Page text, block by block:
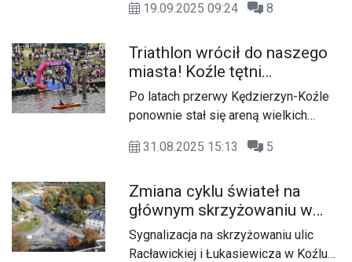
informowali o tworzeniu się korków w
19.09.2025 09:24 8
Triathlon wrócił do naszego
miasta! Koźle tętni
sportowymi emocjami
Po latach przerwy Kędzierzyn-Koźle
ponownie stał się areną wielkich
Odrą odbywa się wyjątkowe
miejscu, gdzie wszystko się zaczęło.
31.08.2025 15:13 5
Zmiana cyklu świateł na
głównym skrzyżowaniu w
Koźlu. Ma usprawnić ruch w
najbliższych tygodniach
Sygnalizacja na skrzyżowaniu ulic
Racławickiej i Łukasiewicza w Koźlu